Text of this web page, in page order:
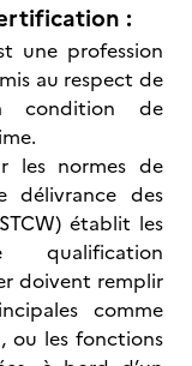
:
une profession
au respect de
condition de
les normes de
délivrance des
établit les
qualification
doivent remplir
comme
ou les fonctions